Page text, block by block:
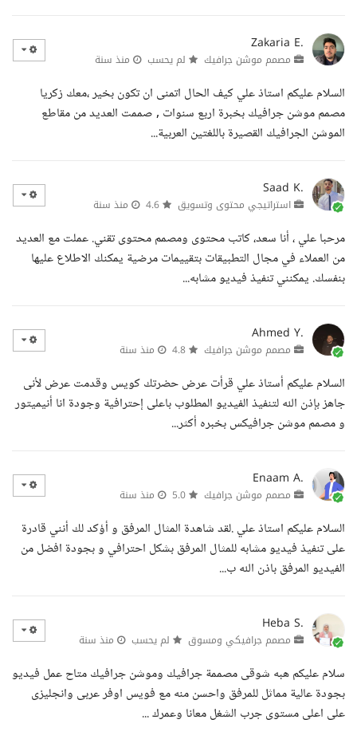
Zakaria E.
مصمم موشن جرافيك لم يحسب منذ سنة
السلام عليكم استاذ علي كيف الحال اتمنى ان تكون بخير ،معك زكريا
مصمم موشن جرافيك بخبرة اربع سنوات , صممت العديد من مقاطع
الموشن الجرافيك القصيرة باللغتين العربية...
Saad K.
استراتيجي محتوى وتسويق منذ سنة
مرحبا علي ، أنا سعد، كاتب محتوى ومصمم محتوى تقني. عملت مع العديد
من العملاء في مجال التطبيقات بتقييمات مرضية يمكنك الاطلاع عليها
بنفسك. يمكنني تنفيذ فيديو مشابه...
Ahmed Y.
مصمم موشن جرافيك منذ سنة
السلام عليكم أستاذ علي قرأت عرض حضرتك كويس وقدمت عرض لأنى
جاهز بإذن الله لتنفيذ الفيديو المطلوب باعلى إحترافية وجودة انا أنيميتور
و مصمم موشن جرافيكس بخبره أكثر...
Enaam A.
مصمم موشن جرافيك منذ سنة
السلام عليكم استاذ علي .لقد شاهدة المثال المرفق و أؤكد لك أنني قادرة
على تنفيذ فيديو مشابه للمثال المرفق بشكل احترافي و بجودة افضل من
الفيديو المرفق باذن الله ب...
Heba S.
مصمم جرافيكي ومسوق لم يحسب منذ سنة
سلام عليكم هبه شوقى مصممة جرافيك وموشن جرافيك متاح عمل فيديو
بجودة عالية مماثل للمرفق واحسن منه مع فويس اوفر عربى وانجليزى
على اعلى مستوى جرب الشغل معانا وعمرك ...